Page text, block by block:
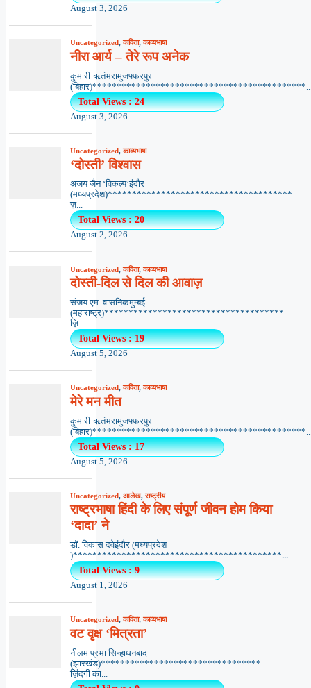
August 3, 2026
Uncategorized,कविता,काव्यभाषा
नीरा आर्य – तेरे रूप अनेक
कुमारी ऋतंभरामुजफ्फरपुर
Total Views : 24
August 3, 2026
Uncategorized,काव्यभाषा
‘दोस्ती’ विश्वास
अजय जैन ‘विकल्प’इंदौर
(मध्यप्रदेश)**************************************
ज़...
Total Views : 20
August 2, 2026
Uncategorized,कविता,काव्यभाषा
दोस्ती-दिल से दिल की आवाज़
संजय एम. वासनिकमुम्बई
(महाराष्ट्र)*************************************
ज़ि...
Total Views : 19
August 5, 2026
Uncategorized,कविता,काव्यभाषा
मेरे मन मीत
कुमारी ऋतंभरामुजफ्फरपुर
Total Views : 17
August 5, 2026
Uncategorized, आलेख,राष्ट्रीय
राष्ट्रभाषा हिंदी के लिए संपूर्ण जीवन होम किया
‘दादा’ ने
डॉ. विकास दवेइंदौर (मध्यप्रदेश
)*******************************************...
Total Views : 9
August 1, 2026
Uncategorized,कविता,काव्यभाषा
वट वृक्ष ‘मित्रता’
नीलम प्रभा सिन्हाधनबाद
(झारखंड)*********************************
ज़िंदगी का...